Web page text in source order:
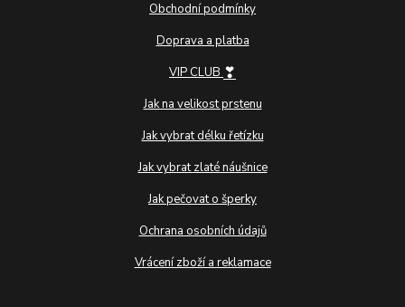
Obchodní podmínky
Doprava a platba
VIP CLUB ❣
Jak na velikost prstenu
Jak vybrat délku řetízku
Jak vybrat zlaté náušnice
Jak pečovat o šperky
Ochrana osobních údajů
Vrácení zboží a reklamace